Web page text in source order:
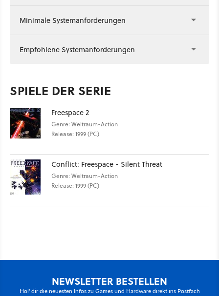
Minimale Systemanforderungen
Empfohlene Systemanforderungen
SPIELE DER SERIE
Freespace 2
Genre: Weltraum-Action
Release: 1999 (PC)
Conflict: Freespace - Silent Threat
Genre: Weltraum-Action
Release: 1999 (PC)
NEWSLETTER BESTELLEN
Hol' dir die neuesten Infos zu Games und Hardware direkt ins Postfach